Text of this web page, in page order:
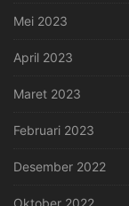
Mei 2023
April 2023
Maret 2023
Februari 2023
Desember 2022